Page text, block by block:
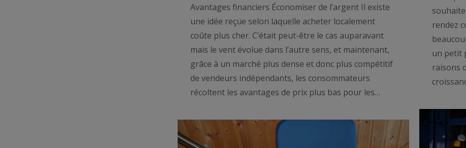
rendez
un petit
raisons
Avantages financiers Économiser de l’argent Il existe
une idée reçue selon laquelle acheter localement
coûte plus cher. C’était peut-être le cas auparavant
mais le vent évolue dans l’autre sens, et maintenant,
grâce à un marché plus dense et donc plus compétitif
de vendeurs indépendants, les consommateurs
récoltent les avantages de prix plus bas pour les…